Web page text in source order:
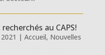
au CAPS!
| Accueil, Nouvelles